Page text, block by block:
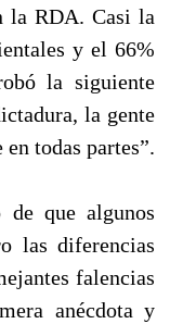
la RDA. Casi la
y el 66%
la siguiente
la gente
todas partes”.
que algunos
las diferencias
falencias
anécdota y